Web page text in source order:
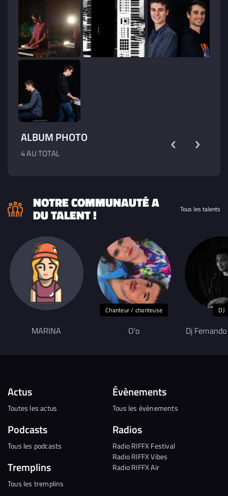
ALBUM PHOTO
4 AU TOTAL
NOTRE COMMUNAUTÉ A
DU TALENT ! Tous les talents
MARINA
Chanteur / chanteuse
O'o
DJ
Dj
Actus
Toutes les actus
Podcasts
Tous les podcasts
Tremplins
Tous les tremplins
Évènements
Tous les évènements
Radios
Radio RIFFX Festival
Radio RIFFX Vibes
Radio RIFFX Air